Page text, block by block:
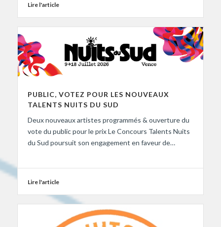
Lire l'article
PUBLIC, VOTEZ POUR LES NOUVEAUX
TALENTS NUITS DU SUD
Deux nouveaux artistes programmés & ouverture du
vote du public pour le prix Le Concours Talents Nuits
du Sud poursuit son engagement en faveur de…
Lire l'article